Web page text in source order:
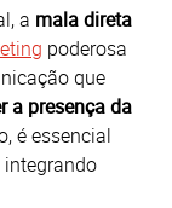
a mala direta
poderosa
que
a presença da
é essencial
integrando